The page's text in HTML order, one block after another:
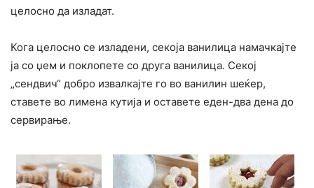
целосно да изладат.
Кога целосно се изладени, секоја ванилица намачкајте
ја со џем и поклопете со друга ванилица. Секој
„сендвич“ добро извалкајте го во ванилин шеќер,
ставете во лимена кутија и оставете еден-два дена до
сервирање.